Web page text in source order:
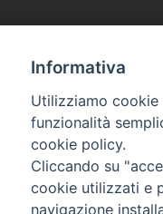
Informativa
Utilizziamo
funzionalità
cookie policy.
Cliccando su
cookie utilizzati e
navigazione